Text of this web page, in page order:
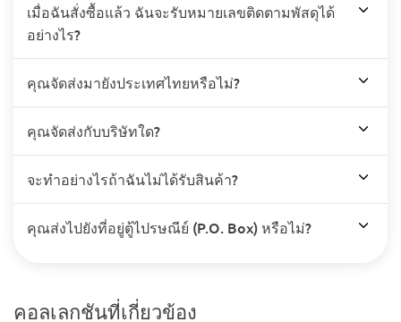
เมื่อฉันสั่งซื้อแล้ว ฉันจะรับหมายเลขติดตามพัสดุได้
อย่างไร?
คุณจัดส่งมายังประเทศไทยหรือไม่?
คุณจัดส่งกับบริษัทใด?
จะทำอย่างไรถ้าฉันไม่ได้รับสินค้า?
คุณส่งไปยังที่อยู่ตู้ไปรษณีย์ (P.O. Box) หรือไม่?
คอลเลกชันที่เกี่ยวข้อง